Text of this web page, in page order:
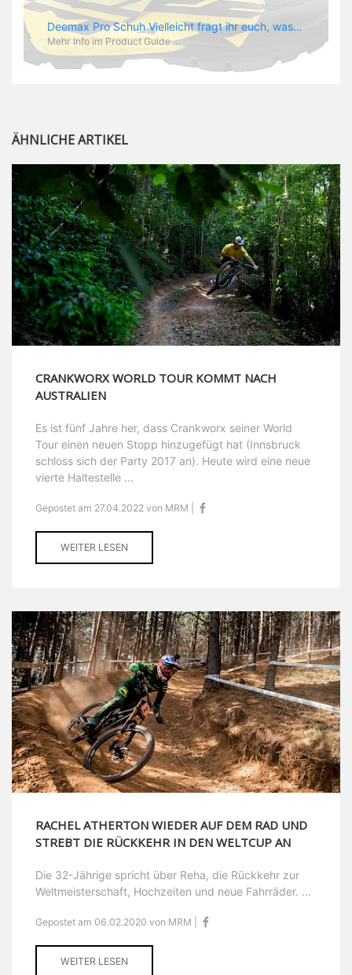
Deemax Pro Schuh Vielleicht fragt ihr euch, was ein Schuh mit Deemax zu tun hat? Nun, hier spielt vor allem der Einsatzzweck eine Rolle: Deemax steht für Gravity pur und dafür ist auch der neue Schuh gedacht, der vor allem den Ideen von Downhill Legende Fabien Barel entspricht. Der Schuh soll ganz der Deemax Philosophie entsprechen: kompromisslose Funktion, effizient und hoher Komfort standen auf der Wunschliste von Fabien. Und das kam dabei heraus: - die neue „Energy Grip AM“ Sohle bietet maximale Stabilität und optimalen Grip auf dem Pedal. - die „Ergo Fit“ Innensohle soll super hohen Komfort bieten und optimal sitzen und zwar den ganzen Tag lang. - eine 3D-Mesch-Konstruktion soll den Fuß belüften und sowohl bei Sonne also auch unter kühlen Bedingungen für optimales Fußklima sorgen - die Assymetrische Konstruktion mit höherem Seitenteil innen soll den Knöchel optimal schützen - extra Schutz für die Zehen und die Fersen
Mehr Info im Product Guide ...
ÄHNLICHE ARTIKEL
CRANKWORX WORLD TOUR KOMMT NACH
AUSTRALIEN
Es ist fünf Jahre her, dass Crankworx seiner World
Tour einen neuen Stopp hinzugefügt hat (Innsbruck
schloss sich der Party 2017 an). Heute wird eine neue
vierte Haltestelle ...
Gepostet am 27.04.2022 von MRM |
WEITER LESEN
RACHEL ATHERTON WIEDER AUF DEM RAD UND
STREBT DIE RÜCKKEHR IN DEN WELTCUP AN
Die 32-Jährige spricht über Reha, die Rückkehr zur
Weltmeisterschaft, Hochzeiten und neue Fahrräder. ...
Gepostet am 06.02.2020 von MRM |
WEITER LESEN